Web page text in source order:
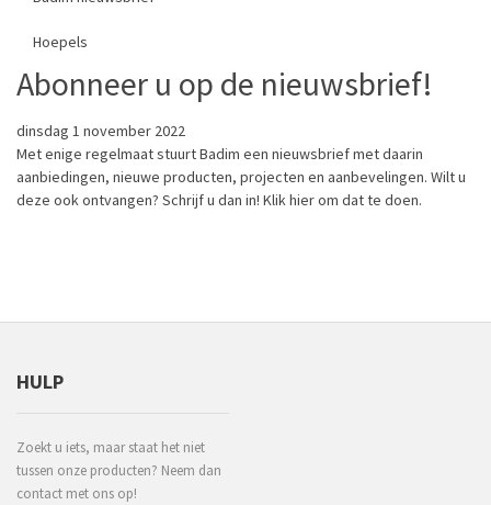
Hoepels
Abonneer u op de nieuwsbrief!
dinsdag 1 november 2022
Met enige regelmaat stuurt Badim een nieuwsbrief met daarin
aanbiedingen, nieuwe producten, projecten en aanbevelingen. Wilt u
deze ook ontvangen? Schrijf u dan in! Klikhierom dat te doen.
HULP
Zoekt u iets, maar staat het niet
tussen onze producten? Neem dan
contact met ons op!